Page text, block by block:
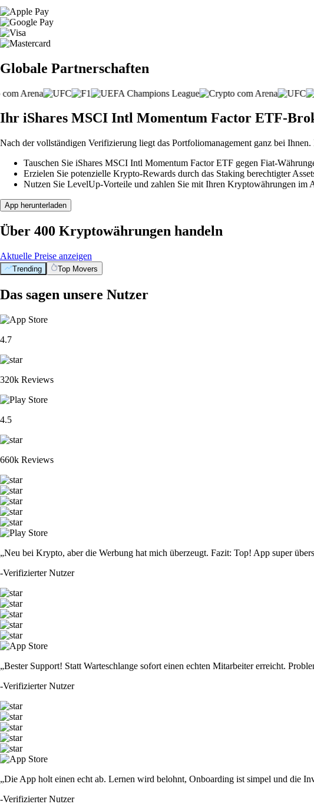
Globale Partnerschaften
Ihr iShares MSCI Intl Momentum Factor ETF-
Nach der vollständigen Verifizierung liegt das Portfoliomanagement ganz bei Ihnen.
Tauschen Sie iShares MSCI Intl Momentum Factor ETF gegen Fiat-
Erzielen Sie potenzielle Krypto-Rewards durch das Staking berechtigter
Nutzen Sie LevelUp-Vorteile und zahlen Sie mit Ihren Kryptowährungen im
App herunterladen
Über 400 Kryptowährungen handeln
Aktuelle Preise anzeigen
Trending Top Movers
Das sagen unsere Nutzer
4.7
320k Reviews
4.5
660k Reviews
„Neu bei Krypto, aber die Werbung hat mich überzeugt. Fazit: Top! App super
-Verifizierter Nutzer
„Bester Support! Statt Warteschlange sofort einen echten Mitarbeiter erreicht.
-Verifizierter Nutzer
„Die App holt einen echt ab. Lernen wird belohnt, Onboarding ist simpel und die
-Verifizierter Nutzer